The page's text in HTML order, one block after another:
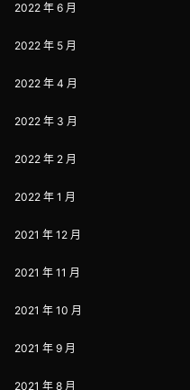
2022 年 6 月
2022 年 5 月
2022 年 4 月
2022 年 3 月
2022 年 2 月
2022 年 1 月
2021 年 12 月
2021 年 11 月
2021 年 10 月
2021 年 9 月
2021 年 8 月